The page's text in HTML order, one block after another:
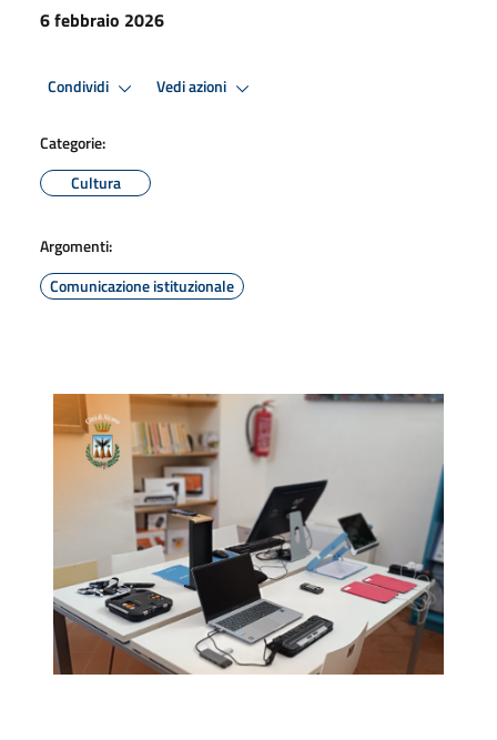
6 febbraio 2026
Condividi Vedi azioni
Categorie:
Cultura
Argomenti:
Comunicazione istituzionale